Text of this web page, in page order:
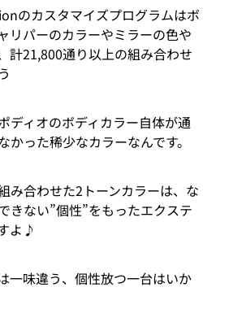
のカスタマイズプログラムはボ
リパーのカラーやミラーの色や
計21,800通り以上の組み合わせ
ディオのボディカラー自体が通
かった稀少なカラーなんです。
み合わせた2トーンカラーは、な
きない”個性”をもったエクステ
よ♪
一味違う、個性放つ一台はいか